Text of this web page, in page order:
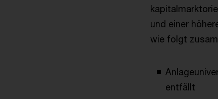
und einer
wie folgt
entfällt